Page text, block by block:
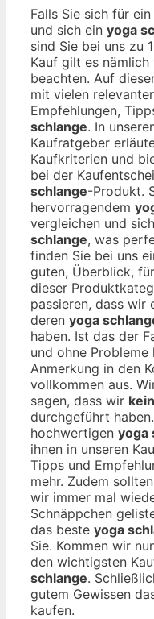
Falls Sie sich für ein
und sich ein yoga
sind Sie bei uns zu
Kauf gilt es
beachten. Auf
mit vielen
Empfehlungen,
schlange. In
Kaufratgeber
Kaufkriterien und
bei der
schlange-Produkt.
hervorragendem
vergleichen und
schlange, was
finden Sie bei uns
guten, Überblick,
dieser
passieren, dass wir
deren yoga
haben. Ist das der
und ohne
Anmerkung in den
vollkommen aus.
sagen, dass wir
durchgeführt
hochwertigen yoga
ihnen in unseren
Tipps und
mehr. Zudem
wir immer mal
Schnäppchen
das beste yoga
Sie. Kommen wir
den wichtigsten
schlange.
gutem Gewissen
kaufen.